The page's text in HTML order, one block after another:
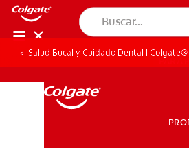
PARA
Salud Bucal y Cuidado Dental | Colgate®